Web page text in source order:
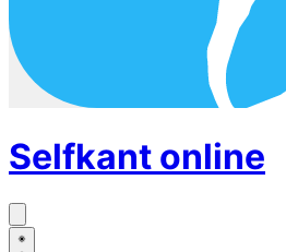
Selfkant online